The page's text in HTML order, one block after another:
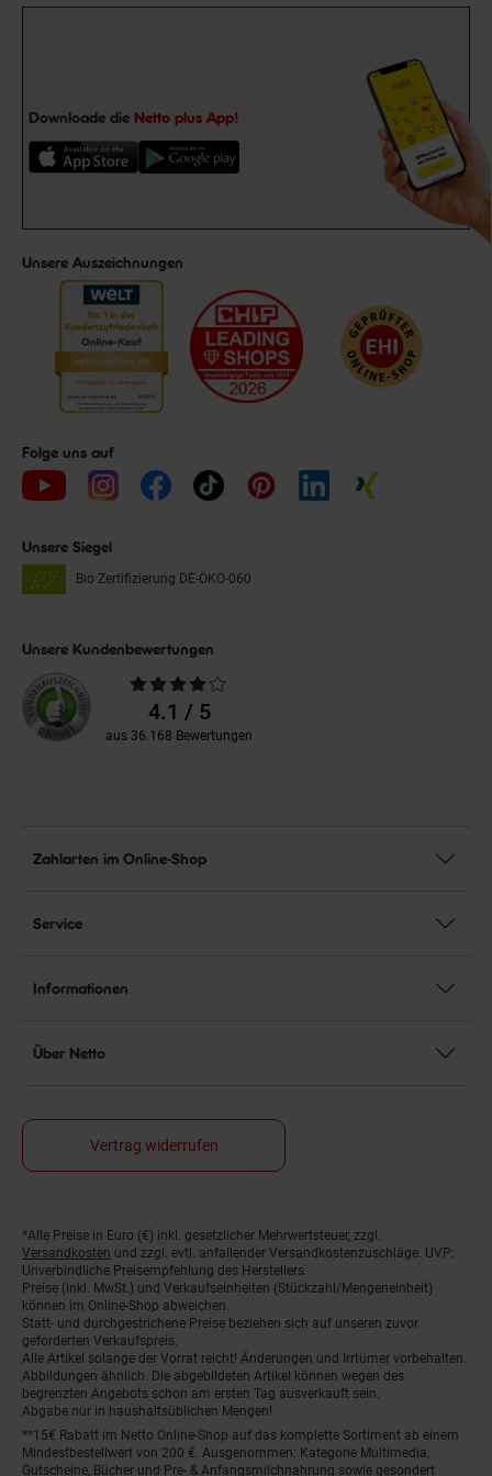
Downloade die Netto plus App!
Unsere Auszeichnungen
Folge uns auf
Unsere Siegel
Bio Zertifizierung DE-ÖKO-060
Unsere Kundenbewertungen
Durchschnittliche
Bewertungen4.1 / 5
aus 36.168 Bewertungen
Zahlarten im Online-Shop
Service
Informationen
Über Netto
Vertrag widerrufen
Fußnoten
*Alle Preise in Euro (€) inkl. gesetzlicher Mehrwertsteuer, zzgl.
Versandkosten und zzgl. evtl. anfallender Versandkostenzuschläge. UVP:
Unverbindliche Preisempfehlung des Herstellers.
Preise (inkl. MwSt.) und Verkaufseinheiten (Stückzahl/Mengeneinheit)
können im Online-Shop abweichen.
Statt- und durchgestrichene Preise beziehen sich auf unseren zuvor
geforderten Verkaufspreis.
Alle Artikel solange der Vorrat reicht! Änderungen und Irrtümer vorbehalten.
Abbildungen ähnlich. Die abgebildeten Artikel können wegen des
begrenzten Angebots schon am ersten Tag ausverkauft sein.
Abgabe nur in haushaltsüblichen Mengen!
**15€ Rabatt im Netto Online-Shop auf das komplette Sortiment ab einem
Mindestbestellwert von 200 €. Ausgenommen: Kategorie Multimedia,
Gutscheine, Bücher und Pre- & Anfangsmilchnahrung sowie gesondert